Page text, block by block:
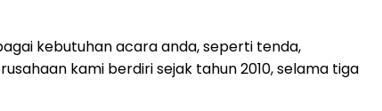
kebutuhan acara anda, seperti tenda,
kami berdiri sejak tahun 2010, selama tiga